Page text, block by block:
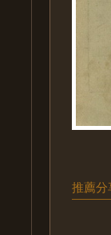
推薦分